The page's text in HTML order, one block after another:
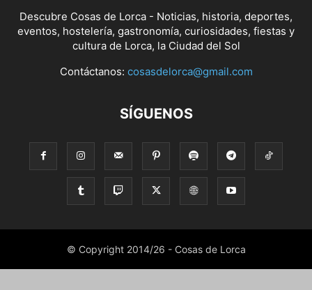
Descubre Cosas de Lorca - Noticias, historia, deportes,
eventos, hostelería, gastronomía, curiosidades, fiestas y
cultura de Lorca, la Ciudad del Sol
Contáctanos: cosasdelorca@gmail.com
SÍGUENOS
© Copyright 2014/26 - Cosas de Lorca